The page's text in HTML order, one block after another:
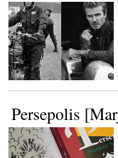
Persepolis